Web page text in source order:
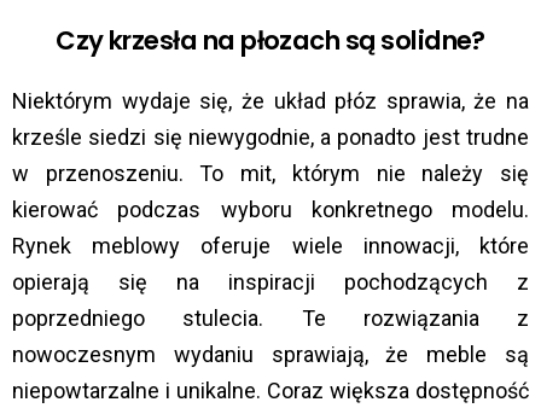
Czy krzesła na płozach są solidne?
Niektórym wydaje się, że układ płóz sprawia, że na
krześle siedzi się niewygodnie, a ponadto jest trudne
w przenoszeniu. To mit, którym nie należy się
kierować podczas wyboru konkretnego modelu.
Rynek meblowy oferuje wiele innowacji, które
opierają się na inspiracji pochodzących z
poprzedniego stulecia. Te rozwiązania z
nowoczesnym wydaniu sprawiają, że meble są
niepowtarzalne i unikalne. Coraz większa dostępność